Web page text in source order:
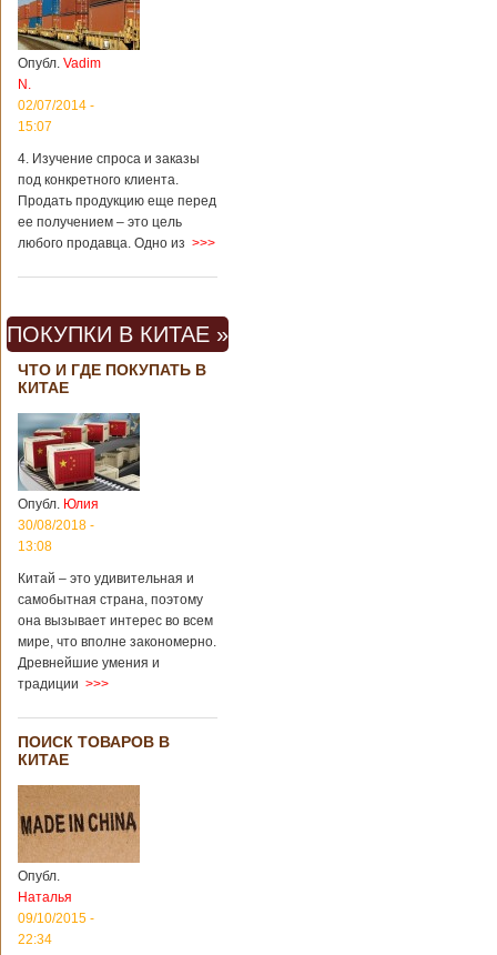
Опубл. Vadim
N.
02/07/2014 -
15:07
4. Изучение спроса и заказы
под конкретного клиента.
Продать продукцию еще перед
ее получением – это цель
любого продавца. Одно из >>>
ПОКУПКИ В КИТАЕ »
ЧТО И ГДЕ ПОКУПАТЬ В
КИТАЕ
Опубл. Юлия
30/08/2018 -
13:08
Китай – это удивительная и
самобытная страна, поэтому
она вызывает интерес во всем
мире, что вполне закономерно.
Древнейшие умения и
традиции >>>
ПОИСК ТОВАРОВ В
КИТАЕ
Опубл.
Наталья
09/10/2015 -
22:34